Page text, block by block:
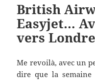
British
Easyjet…
vers
Me revoilà, avec un
dire que la semaine